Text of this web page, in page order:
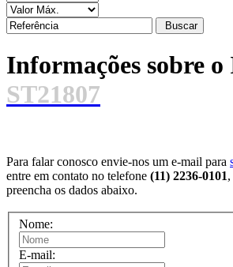
Buscar
Informações sobre
ST21807
Para falar conosco envie-nos um e-mail para
entre em contato no telefone (11) 2236-0101
preencha os dados abaixo.
Nome:
E-mail: